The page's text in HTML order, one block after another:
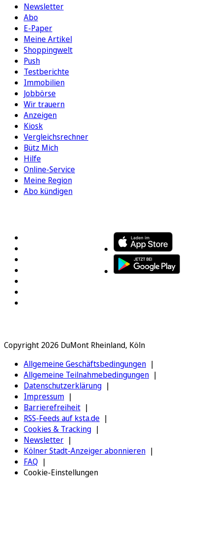
Newsletter
Abo
E-Paper
Meine Artikel
Shoppingwelt
Push
Testberichte
Immobilien
Jobbörse
Wir trauern
Anzeigen
Kiosk
Vergleichsrechner
Bütz Mich
Hilfe
Online-Service
Meine Region
Abo kündigen
Copyright 2026 DuMont Rheinland, Köln
Allgemeine Geschäftsbedingungen
Allgemeine Teilnahmebedingungen
Datenschutzerklärung
Impressum
Barrierefreiheit
RSS-Feeds auf ksta.de
Cookies & Tracking
Newsletter
Kölner Stadt-Anzeiger abonnieren
FAQ
Cookie-Einstellungen